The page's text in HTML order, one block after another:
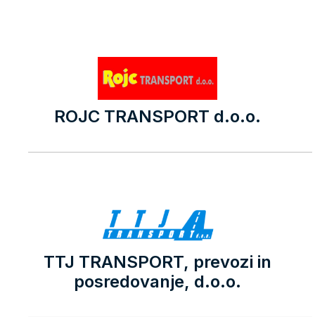
ROJC TRANSPORT d.o.o.
TTJ TRANSPORT, prevozi in
posredovanje, d.o.o.